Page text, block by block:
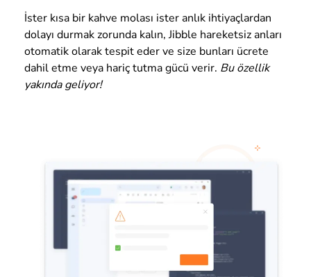
İster kısa bir kahve molası ister anlık ihtiyaçlardan
dolayı durmak zorunda kalın, Jibble hareketsiz anları
otomatik olarak tespit eder ve size bunları ücrete
dahil etme veya hariç tutma gücü verir. Bu özellik
yakında geliyor!